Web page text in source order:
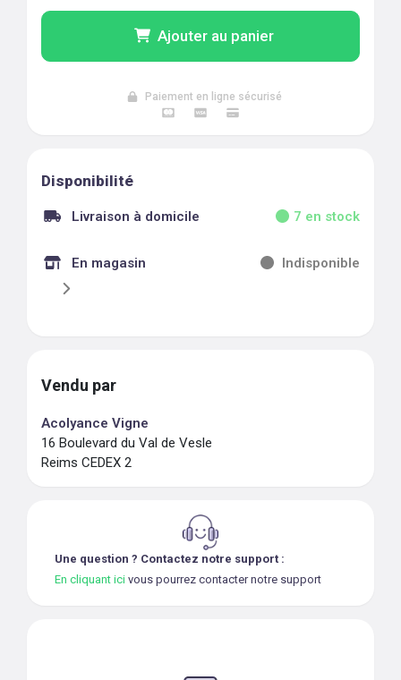
Ajouter au panier
Paiement en ligne sécurisé
Disponibilité
Livraison à domicile 7 en stock
En magasin Indisponible
Vendu par
Acolyance Vigne
16 Boulevard du Val de Vesle
Reims CEDEX 2
Une question ? Contactez notre support :
En cliquant ici vous pourrez contacter notre support